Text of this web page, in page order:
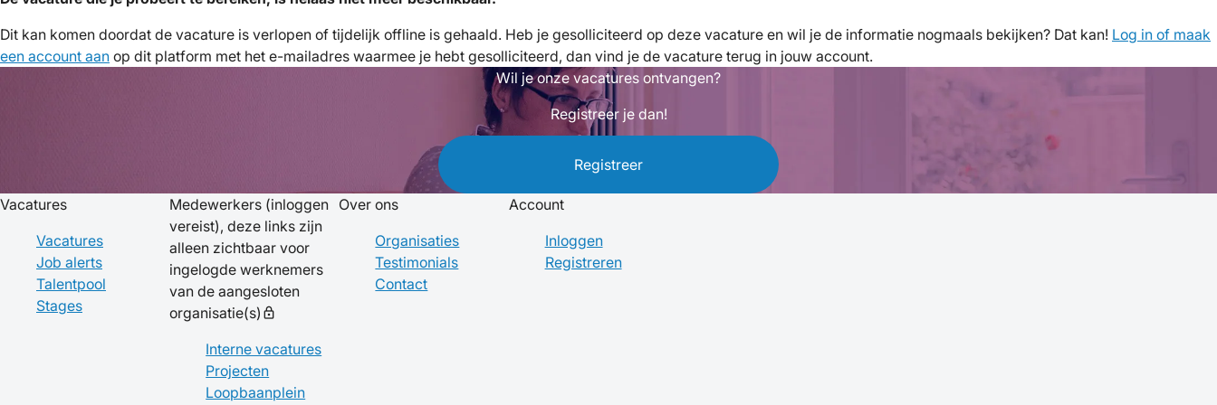
Dit kan komen doordat de vacature is verlopen of tijdelijk offline is gehaald. Heb je gesolliciteerd op deze vacature en wil je de informatie nogmaals bekijken? Dat kan! Log in of maak
een account aan op dit platform met het e-mailadres waarmee je hebt gesolliciteerd, dan vind je de vacature terug in jouw account.
Wil je onze vacatures ontvangen?
Registreer je dan!
Registreer
Vacatures
Vacatures
Job alerts
Talentpool
Stages
Medewerkers (inloggen
vereist), deze links zijn
alleen zichtbaar voor
ingelogde werknemers
van de aangesloten
organisatie(s) lock
Interne vacatures
Projecten
Loopbaanplein
Over ons
Organisaties
Testimonials
Contact
Account
Inloggen
Registreren